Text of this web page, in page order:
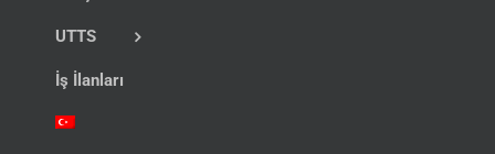
UTTS
İş İlanları